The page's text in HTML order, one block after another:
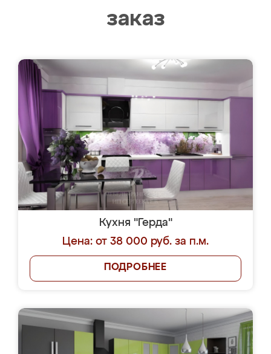
заказ
Кухня "Герда"
Цена: от 38 000 руб. за п.м.
ПОДРОБНЕЕ